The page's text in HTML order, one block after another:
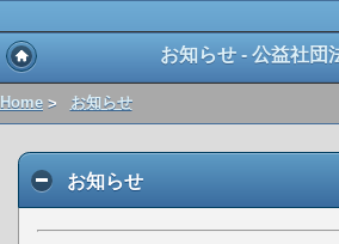
Home > お知らせ
お知らせ